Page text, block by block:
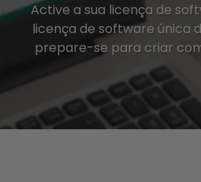
Active a sua licença de
licença de software única
prepare-se para criar